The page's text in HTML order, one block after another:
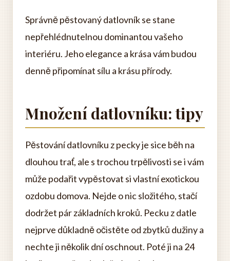
Správně pěstovaný datlovník se stane
nepřehlédnutelnou dominantou vašeho
interiéru. Jeho elegance a krása vám budou
denně připomínat sílu a krásu přírody.
Množení datlovníku: tipy
Pěstování datlovníku z pecky je sice běh na
dlouhou trať, ale s trochou trpělivosti se i vám
může podařit vypěstovat si vlastní exotickou
ozdobu domova. Nejde o nic složitého, stačí
dodržet pár základních kroků. Pecku z datle
nejprve důkladně očistěte od zbytků dužiny a
nechte ji několik dní oschnout. Poté ji na 24